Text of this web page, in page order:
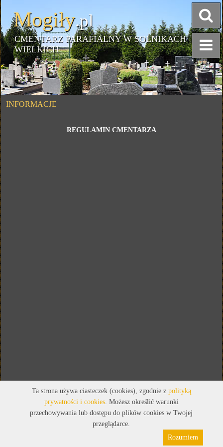
Mogiły.pl
CMENTARZ PARAFIALNY W SOLNIKACH
WIELKICH
INFORMACJE
REGULAMIN CMENTARZA
Pliki cookies
Ta strona używa ciasteczek (cookies), zgodnie z polityką
prywatności i cookies. Możesz określić warunki
przechowywania lub dostępu do plików cookies w Twojej
przeglądarce.
Rozumiem